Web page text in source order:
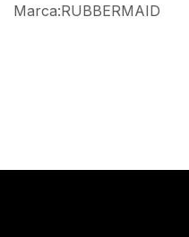
Marca:RUBBERMAID